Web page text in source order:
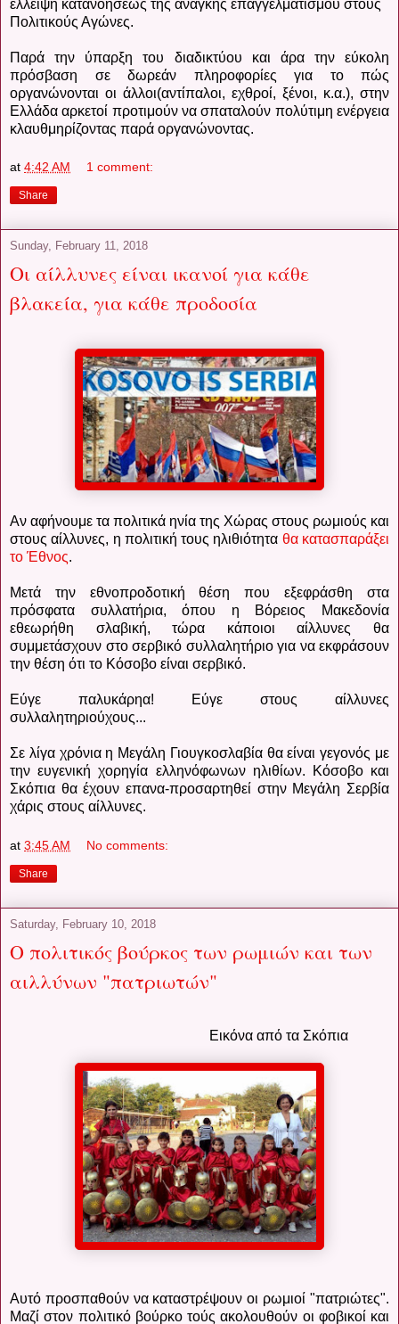
έλλειψη κατανοήσεως της ανάγκης επαγγελματισμού στους
Πολιτικούς Αγώνες.
Παρά την ύπαρξη του διαδικτύου και άρα την εύκολη
πρόσβαση σε δωρεάν πληροφορίες για το πώς
οργανώνονται οι άλλοι(αντίπαλοι, εχθροί, ξένοι, κ.α.), στην
Ελλάδα αρκετοί προτιμούν να σπαταλούν πολύτιμη ενέργεια
κλαυθμηρίζοντας παρά οργανώνοντας.
at 4:42 AM 1 comment:
Share
Sunday, February 11, 2018
Οι αίλλυνες είναι ικανοί για κάθε
βλακεία, για κάθε προδοσία
Αν αφήνουμε τα πολιτικά ηνία της Χώρας στους ρωμιούς και
στους αίλλυνες, η πολιτική τους ηλιθιότητα θα κατασπαράξει
το Έθνος.
Μετά την εθνοπροδοτική θέση που εξεφράσθη στα
πρόσφατα συλλατήρια, όπου η Βόρειος Μακεδονία
εθεωρήθη σλαβική, τώρα κάποιοι αίλλυνες θα
συμμετάσχουν στο σερβικό συλλαλητήριο για να εκφράσουν
την θέση ότι το Κόσοβο είναι σερβικό.
Εύγε παλυκάρηα! Εύγε στους αίλλυνες
συλλαλητηριούχους...
Σε λίγα χρόνια η Μεγάλη Γιουγκοσλαβία θα είναι γεγονός με
την ευγενική χορηγία ελληνόφωνων ηλιθίων. Κόσοβο και
Σκόπια θα έχουν επανα-προσαρτηθεί στην Μεγάλη Σερβία
χάρις στους αίλλυνες.
at 3:45 AM No comments:
Share
Saturday, February 10, 2018
Ο πολιτικός βούρκος των ρωμιών και των
αιλλύνων "πατριωτών"
Εικόνα από τα Σκόπια
Αυτό προσπαθούν να καταστρέψουν οι ρωμιοί "πατριώτες".
Μαζί στον πολιτικό βούρκο τούς ακολουθούν οι φοβικοί και